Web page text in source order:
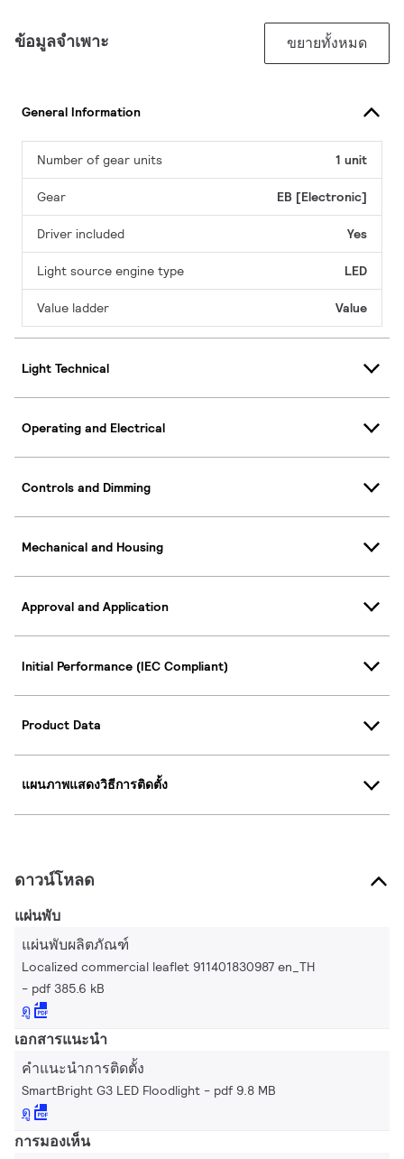
ข้อมูลจำเพาะ ขยายทั้งหมด
General Information
Number of gear units 1 unit
Gear EB [Electronic]
Driver included Yes
Light source engine type LED
Value ladder Value
Light Technical
Operating and Electrical
Controls and Dimming
Mechanical and Housing
Approval and Application
Initial Performance (IEC Compliant)
Product Data
แผนภาพแสดงวิธีการติดตั้ง
ดาวน์โหลด
แผ่นพับ
แผ่นพับผลิตภัณฑ์
Localized commercial leaflet 911401830987 en_TH
pdf 385.6 kB
ดู
เอกสารแนะนำ
คำแนะนำการติดตั้ง
SmartBright G3 LED Floodlight pdf 9.8 MB
ดู
การมองเห็น